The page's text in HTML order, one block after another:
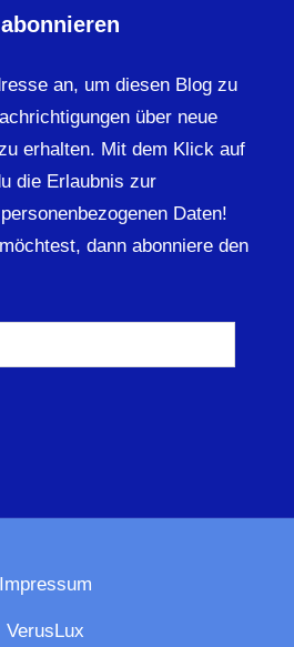
an, um diesen Blog zu
über neue
erhalten. Mit dem Klick auf
die Erlaubnis zur
Daten!
dann abonniere den
Impressum
VerusLux